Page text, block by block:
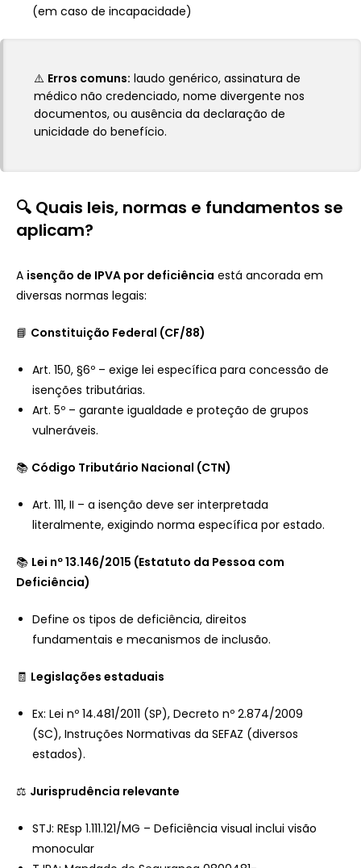
(em caso de incapacidade)
⚠️ Erros comuns: laudo genérico, assinatura de
médico não credenciado, nome divergente nos
documentos, ou ausência da declaração de
unicidade do benefício.
🔍 Quais leis, normas e fundamentos se
aplicam?
A isenção de IPVA por deficiência está ancorada em
diversas normas legais:
📘 Constituição Federal (CF/88)
Art. 150, §6º – exige lei específica para concessão de
isenções tributárias.
Art. 5º – garante igualdade e proteção de grupos
vulneráveis.
📚 Código Tributário Nacional (CTN)
Art. 111, II – a isenção deve ser interpretada
literalmente, exigindo norma específica por estado.
📚 Lei nº 13.146/2015 (Estatuto da Pessoa com
Deficiência)
Define os tipos de deficiência, direitos
fundamentais e mecanismos de inclusão.
🧾 Legislações estaduais
Ex: Lei nº 14.481/2011 (SP), Decreto nº 2.874/2009
(SC), Instruções Normativas da SEFAZ (diversos
estados).
⚖️ Jurisprudência relevante
STJ: REsp 1.111.121/MG – Deficiência visual inclui visão
monocular